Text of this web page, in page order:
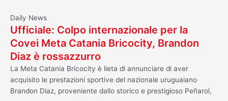
Daily News
Ufficiale: Colpo internazionale per la
Covei Meta Catania Bricocity, Brandon
Diaz è rossazzurro
La Meta Catania Bricocity è lieta di annunciare di aver
acquisito le prestazioni sportive del nazionale uruguaiano
Brandon Diaz, proveniente dallo storico e prestigioso Peñarol,